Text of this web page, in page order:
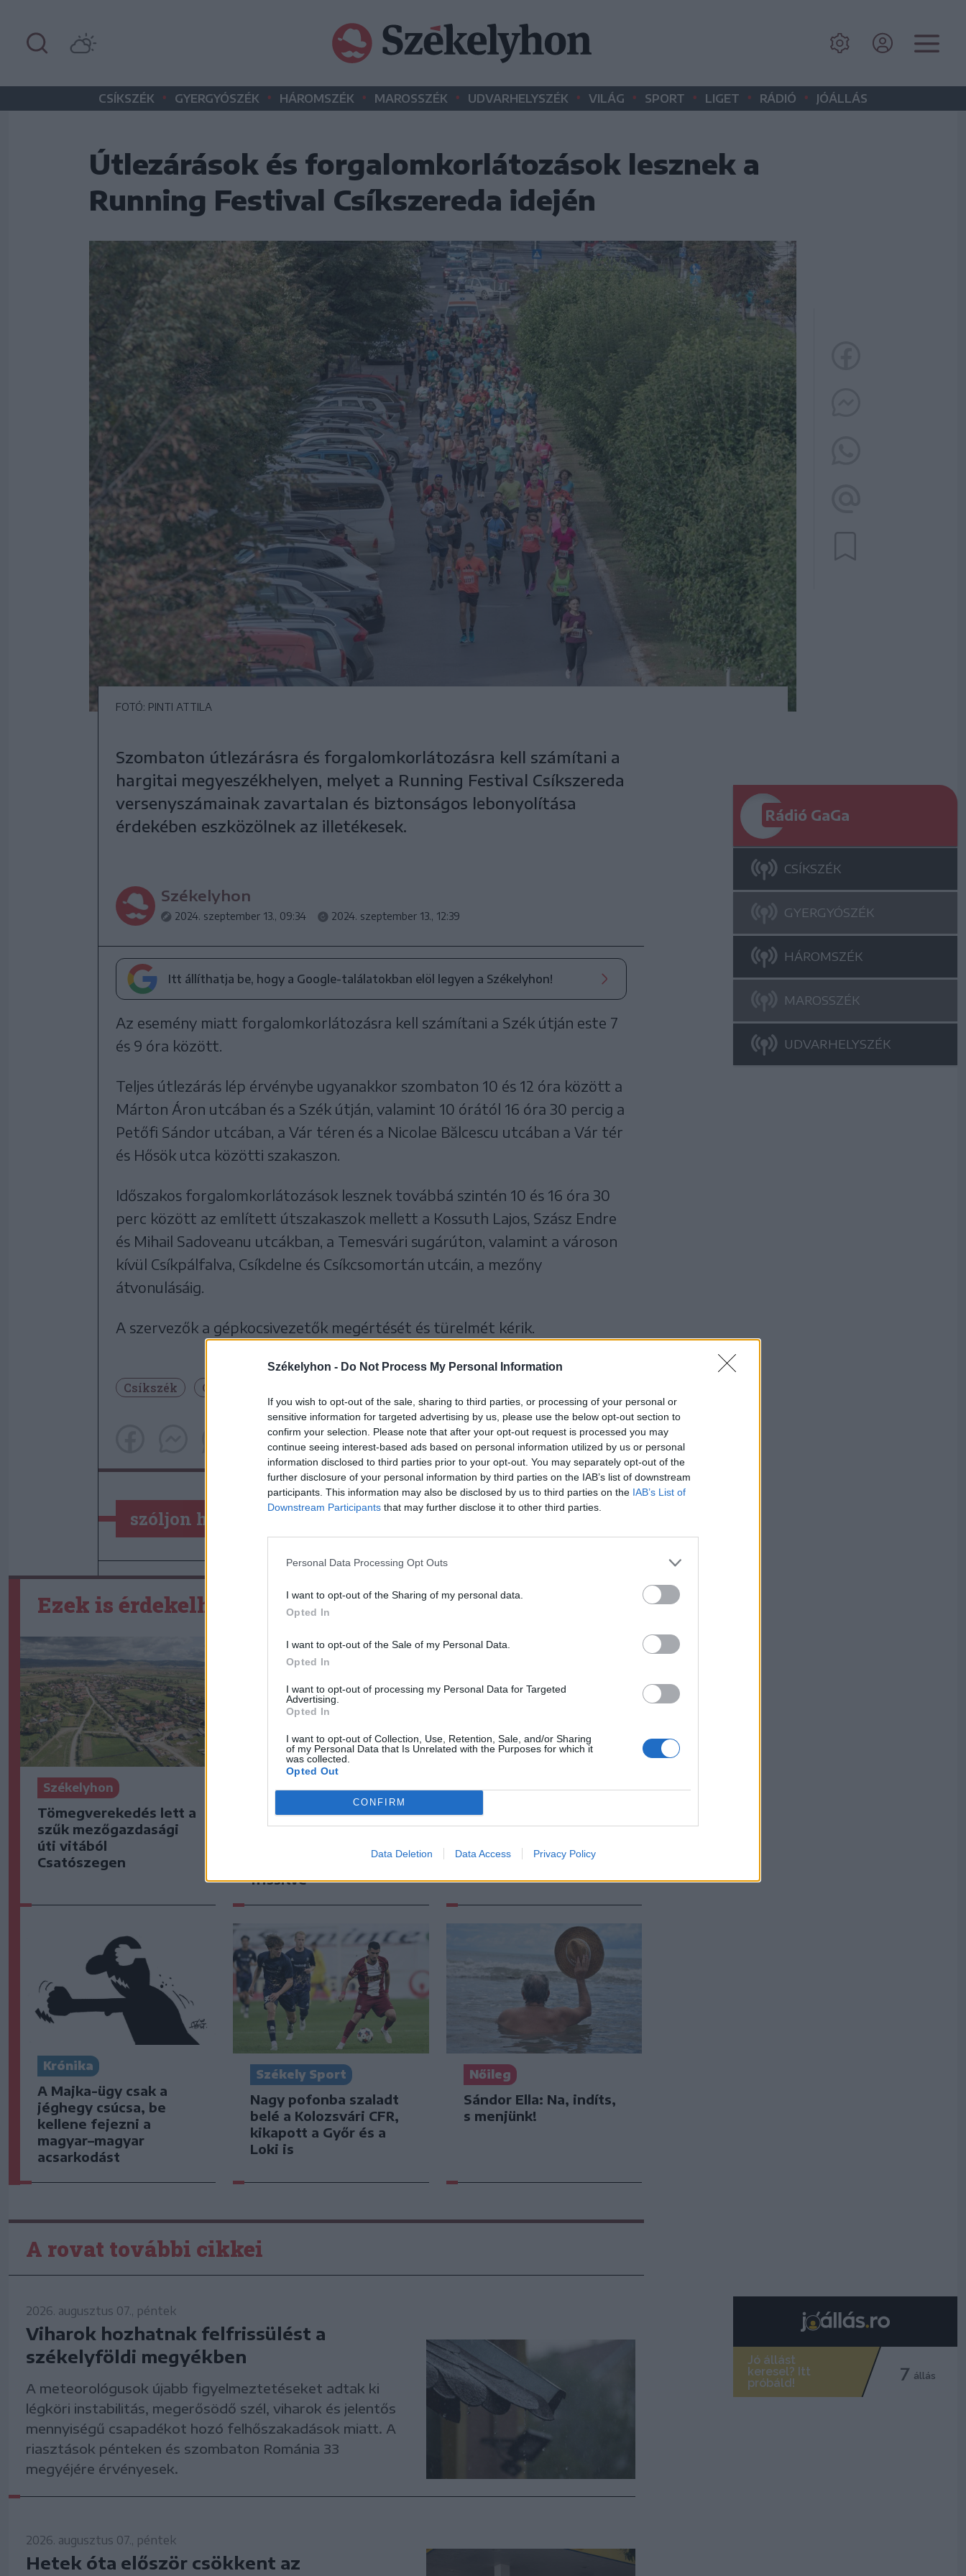
Székelyhon - Do Not Process My Personal Information
If you wish to opt-out of the sale, sharing to third parties, or processing of your personal or
sensitive information for targeted advertising by us, please use the below opt-out section to
confirm your selection. Please note that after your opt-out request is processed you may
continue seeing interest-based ads based on personal information utilized by us or personal
information disclosed to third parties prior to your opt-out. You may separately opt-out of the
further disclosure of your personal information by third parties on the IAB’s list of downstream
participants. This information may also be disclosed by us to third parties on the IAB’s List of
Downstream Participants that may further disclose it to other third parties.
Personal Data Processing Opt Outs
I want to opt-out of the Sharing of my personal data.
Opted In
I want to opt-out of the Sale of my Personal Data.
Opted In
I want to opt-out of processing my Personal Data for Targeted
Advertising.
Opted In
I want to opt-out of Collection, Use, Retention, Sale, and/or Sharing
of my Personal Data that Is Unrelated with the Purposes for which it
was collected.
Opted Out
CONFIRM
Data Deletion Data Access Privacy Policy
CSÍKSZÉK • GYERGYÓSZÉK • HÁROMSZÉK • MAROSSZÉK • UDVARHELYSZÉK • VILÁG • SPORT • LIGET • RÁDIÓ • JÓÁLLÁS
Útlezárások és forgalomkorlátozások lesznek a
Running Festival Csíkszereda idején
FOTÓ: PINTI ATTILA
Szombaton útlezárásra és forgalomkorlátozásra kell számítani a
hargitai megyeszékhelyen, melyet a Running Festival Csíkszereda
versenyszámainak zavartalan és biztonságos lebonyolítása
érdekében eszközölnek az illetékesek.
Székelyhon
2024. szeptember 13., 09:34 2024. szeptember 13., 12:39
Itt állíthatja be, hogy a Google-találatokban elöl legyen a Székelyhon!
Az esemény miatt forgalomkorlátozásra kell számítani a Szék útján este 7
és 9 óra között.
Teljes útlezárás lép érvénybe ugyanakkor szombaton 10 és 12 óra között a
Márton Áron utcában és a Szék útján, valamint 10 órától 16 óra 30 percig a
Petőfi Sándor utcában, a Vár téren és a Nicolae Bălcescu utcában a Vár tér
és Hősök utca közötti szakaszon.
Időszakos forgalomkorlátozások lesznek továbbá szintén 10 és 16 óra 30
perc között az említett útszakaszok mellett a Kossuth Lajos, Szász Endre
és Mihail Sadoveanu utcákban, a Temesvári sugárúton, valamint a városon
kívül Csíkpálfalva, Csíkdelne és Csíkcsomortán utcáin, a mezőny
átvonulásáig.
A szervezők a gépkocsivezetők megértését és türelmét kérik.
Csíkszék Csíkszereda
szóljon hozzá!
Rádió GaGa
CSÍKSZÉK
GYERGYÓSZÉK
HÁROMSZÉK
MAROSSZÉK
UDVARHELYSZÉK
Ezek is érdekelhetik
Székelyhon
Tömegverekedés lett a
szűk mezőgazdasági
úti vitából
Csatószegen
Székelyhon
Életét vesztette két
halász, akiket
villámcsapás ért a
frissítve
Székely Sport
Corbu góljától hangos a
román és a magyar
sajtó, válogatott
meghívót sürgetnek
Krónika
A Majka-ügy csak a
jéghegy csúcsa, be
kellene fejezni a
magyar–magyar
acsarkodást
Székely Sport
Nagy pofonba szaladt
belé a Kolozsvári CFR,
kikapott a Győr és a
Loki is
Nőileg
Sándor Ella: Na, indíts,
s menjünk!
A rovat további cikkei
2026. augusztus 07., péntek
Viharok hozhatnak felfrissülést a
székelyföldi megyékben
A meteorológusok újabb figyelmeztetéseket adtak ki
légköri instabilitás, megerősödő szél, viharok és jelentős
mennyiségű csapadékot hozó felhőszakadások miatt. A
riasztások pénteken és szombaton Románia 33
megyéjére érvényesek.
2026. augusztus 07., péntek
Hetek óta először csökkent az